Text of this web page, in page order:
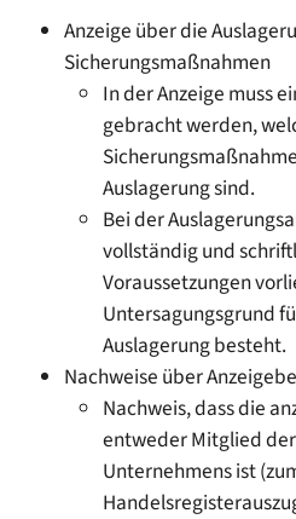
Anzeige über die
Sicherungsmaßnahmen
In der Anzeige muss
gebracht werden,
Auslagerung sind.
Bei der
vollständig und
Voraussetzungen
Untersagungsgrund
Auslagerung besteht.
Nachweise über
Nachweis, dass die
entweder Mitglied
Unternehmens ist